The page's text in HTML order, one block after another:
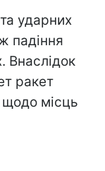
ударних
падіння
Внаслідок
ракет
щодо місць